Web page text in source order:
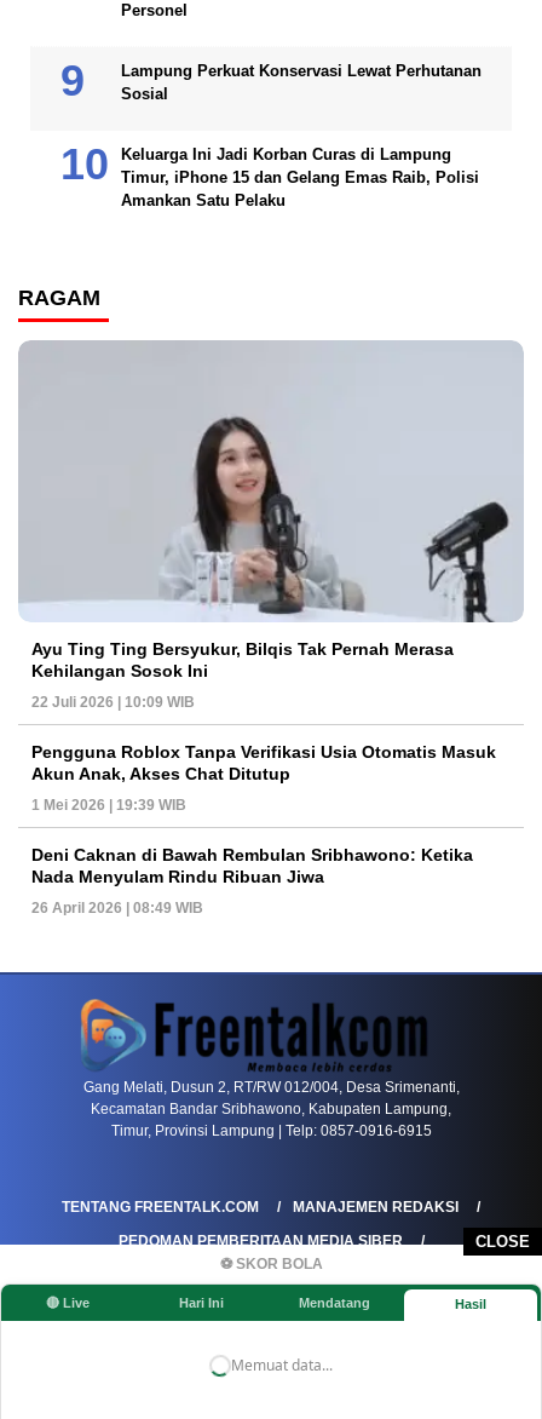
CLOSE
⚽ SKOR BOLA
🔴 Live Hari Ini Mendatang Hasil
Memuat data...
Personel
Lampung Perkuat Konservasi Lewat Perhutanan
Sosial
Keluarga Ini Jadi Korban Curas di Lampung
Timur, iPhone 15 dan Gelang Emas Raib, Polisi
Amankan Satu Pelaku
RAGAM
Ayu Ting Ting Bersyukur, Bilqis Tak Pernah Merasa
Kehilangan Sosok Ini
22 Juli 2026 | 10:09 WIB
Pengguna Roblox Tanpa Verifikasi Usia Otomatis Masuk
Akun Anak, Akses Chat Ditutup
1 Mei 2026 | 19:39 WIB
Deni Caknan di Bawah Rembulan Sribhawono: Ketika
Nada Menyulam Rindu Ribuan Jiwa
26 April 2026 | 08:49 WIB
Gang Melati, Dusun 2, RT/RW 012/004, Desa Srimenanti,
Kecamatan Bandar Sribhawono, Kabupaten Lampung,
Timur, Provinsi Lampung | Telp: 0857-0916-6915
TENTANG FREENTALK.COM
MANAJEMEN REDAKSI
PEDOMAN PEMBERITAAN MEDIA SIBER
PEDOMAN PEMBERITAAN RAMAH ANAK
KOREKSI & KLARIFIKASI
KEBIJAKAN IKLAN / ADVERTORIAL